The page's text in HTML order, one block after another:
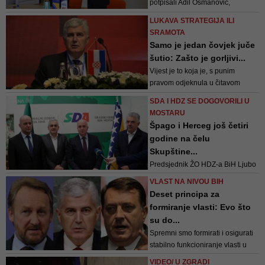
potpisali Adil Osmanović,
Demokratske fronte
LUKAVA STRATEGIJA ILI
SRAMOTA
Samo je jedan čovjek juče
šutio: Zašto je gorljivi...
Vijest je to koja je, s punim
pravom odjeknula u čitavom
SDA I HDZ SE DOGOVORILI U
MOSTARU
Špago i Herceg još četiri
godine na čelu
Skupštine...
Predsjednik ŽO HDZ-a BiH Ljubo
obzirom da će u narednih deset
do 15 dana biti imenovano
rukovodstvo županijske skupštine
i mandatar nove vlade
VLAST NA NIVOU BIH
Deset principa za
formiranje vlasti: Evo što
su do...
Spremni smo formirati i osigurati
stabilno funkcioniranje vlasti u
VIDEO/ U ZGRADI